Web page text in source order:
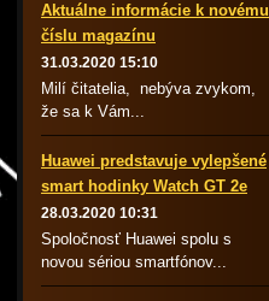
Aktuálne informácie k novému
číslu magazínu
31.03.2020 15:10
Milí čitatelia, nebýva zvykom,
že sa k Vám...
Huawei predstavuje vylepšené
smart hodinky Watch GT 2e
28.03.2020 10:31
Spoločnosť Huawei spolu s
novou sériou smartfónov...